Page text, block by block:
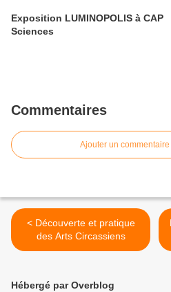
Exposition LUMINOPOLIS à CAP
Sciences
Commentaires
Ajouter un commentaire
< Découverte et pratique
des Arts Circassiens
Hébergé par Overblog